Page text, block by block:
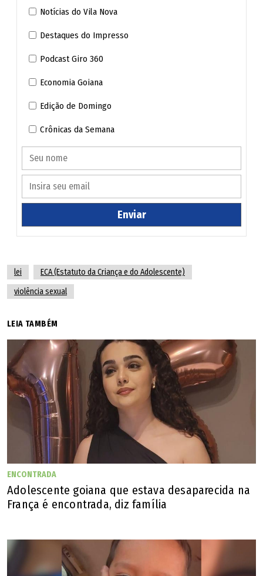
Notícias do Vila Nova
Destaques do Impresso
Podcast Giro 360
Economia Goiana
Edição de Domingo
Crônicas da Semana
Enviar
lei
ECA (Estatuto da Criança e do Adolescente)
violência sexual
LEIA TAMBÉM
ENCONTRADA
Adolescente goiana que estava desaparecida na
França é encontrada, diz família